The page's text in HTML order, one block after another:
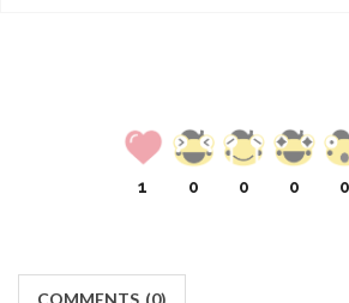
1 0 0 0 0